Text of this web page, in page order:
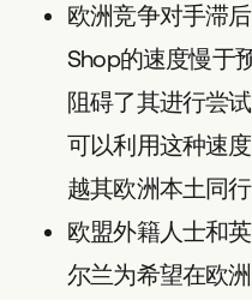
欧洲竞争对手滞后
Shop的速度慢于
阻碍了其进行尝
可以利用这种速
越其欧洲本土同行
欧盟外籍人士和
尔兰为希望在欧